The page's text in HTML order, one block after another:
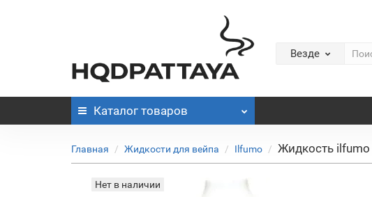
Везде
Каталог товаров
Главная Жидкости для вейпа Ilfumo Жидкость
Нет в наличии